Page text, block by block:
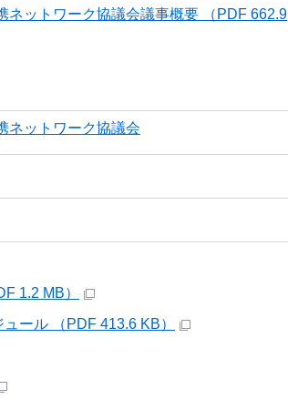
ットワーク協議会議事概要 （PDF 662.9
ネットワーク協議会
1.2 MB）
ール （PDF 413.6 KB）